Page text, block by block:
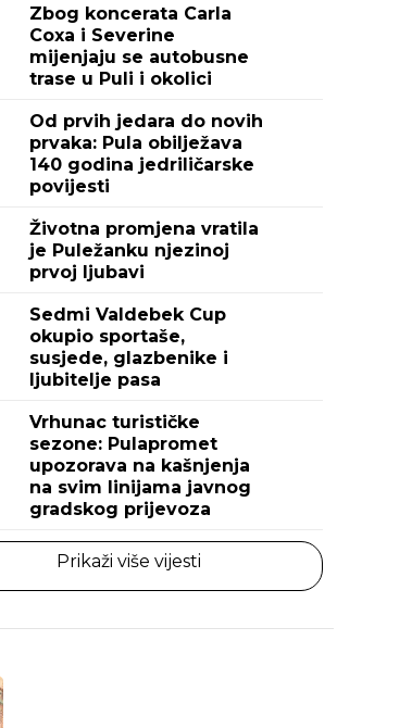
Zbog koncerata Carla
Coxa i Severine
mijenjaju se autobusne
trase u Puli i okolici
Od prvih jedara do novih
prvaka: Pula obilježava
140 godina jedriličarske
povijesti
Životna promjena vratila
je Puležanku njezinoj
prvoj ljubavi
Sedmi Valdebek Cup
okupio sportaše,
susjede, glazbenike i
ljubitelje pasa
Vrhunac turističke
sezone: Pulapromet
upozorava na kašnjenja
na svim linijama javnog
gradskog prijevoza
Prikaži više vijesti